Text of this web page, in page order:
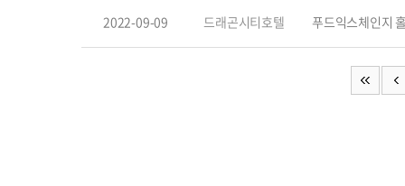
2022-09-09 드래곤시티호텔 푸드익스체인지